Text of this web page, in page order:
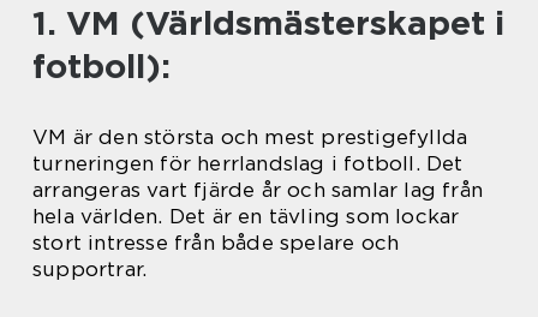
1. VM (Världsmästerskapet i
fotboll):
VM är den största och mest prestigefyllda
turneringen för herrlandslag i fotboll. Det
arrangeras vart fjärde år och samlar lag från
hela världen. Det är en tävling som lockar
stort intresse från både spelare och
supportrar.